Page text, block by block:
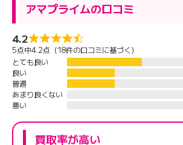
アマプライムの口コミ
4.2
5点中4.2点（18件の口コミに基づく）
とても良い
良い
普通
あまり良くない
悪い
買取率が高い